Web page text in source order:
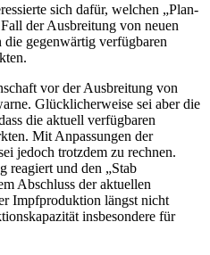
sich dafür, welchen „Plan-
der Ausbreitung von neuen
gegenwärtig verfügbaren
vor der Ausbreitung von
Glücklicherweise sei aber die
die aktuell verfügbaren
Mit Anpassungen der
jedoch trotzdem zu rechnen.
reagiert und den „Stab
Abschluss der aktuellen
Impfproduktion längst nicht
insbesondere für